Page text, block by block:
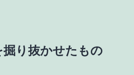
り抜かせたもの